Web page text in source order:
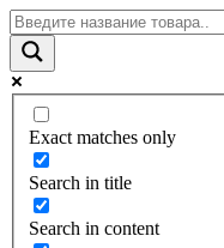
Exact matches only
Search in title
Search in content